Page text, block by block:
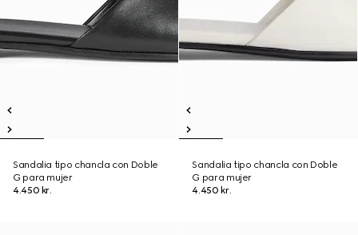
Sandalia tipo chancla con Doble
G para mujer
4.450 kr.
Sandalia tipo chancla con Doble
G para mujer
4.450 kr.